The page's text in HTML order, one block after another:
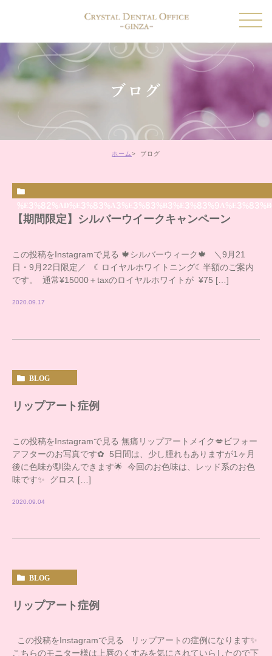
ブログ
ホーム ブログ
【期間限定】シルバーウイークキャンペーン
この投稿をInstagramで見る 🍁シルバーウィーク🍁 ＼9月21
日・9月22日限定／ ☾ロイヤルホワイトニング☾半額のご案内
です。 通常¥15000＋taxのロイヤルホワイトが ¥75 […]
2020.09.17
BLOG
リップアート症例
この投稿をInstagramで見る 無痛リップアートメイク💋ビフォー
アフターのお写真です✿ 5日間は、少し腫れもありますが1ヶ月
後に色味が馴染んできます🌟 今回のお色味は、レッド系のお色
味です✨ グロス […]
2020.09.04
BLOG
リップアート症例
この投稿をInstagramで見る リップアートの症例になります✨
こちらのモニター様は上唇のくすみを気にされていらしたので下